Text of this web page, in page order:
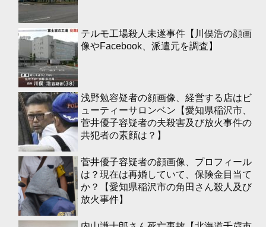
テルモ工場殺人未遂事件【川俣浩の顔画
像やFacebook、派遣元を調査】
浅野勉容疑者の顔画像、経営する店はビ
ューティーサロンベン【愛知県稲沢市、
菅井優子容疑者の夫殺害及び放火事件の
共犯者の素顔は？】
菅井優子容疑者の顔画像、プロフィール
は？現在は再婚していて、保険金目当て
か？【愛知県稲沢市の角田さん殺人及び
放火事件】